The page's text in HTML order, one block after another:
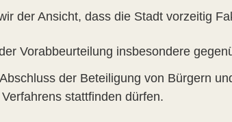
der Ansicht, dass die Stadt vorzeitig
Vorabbeurteilung insbesondere
der Beteiligung von Bürgern
stattfinden dürfen.